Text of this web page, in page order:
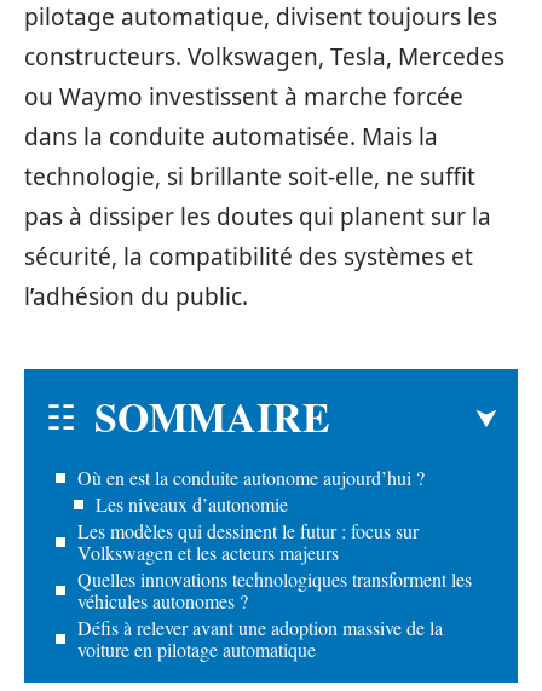
pilotage automatique, divisent toujours les
constructeurs. Volkswagen, Tesla, Mercedes
ou Waymo investissent à marche forcée
dans la conduite automatisée. Mais la
technologie, si brillante soit-elle, ne suffit
pas à dissiper les doutes qui planent sur la
sécurité, la compatibilité des systèmes et
l’adhésion du public.
SOMMAIRE
Où en est la conduite autonome aujourd’hui ?
Les niveaux d’autonomie
Les modèles qui dessinent le futur : focus sur
Volkswagen et les acteurs majeurs
Quelles innovations technologiques transforment les
véhicules autonomes ?
Défis à relever avant une adoption massive de la
voiture en pilotage automatique